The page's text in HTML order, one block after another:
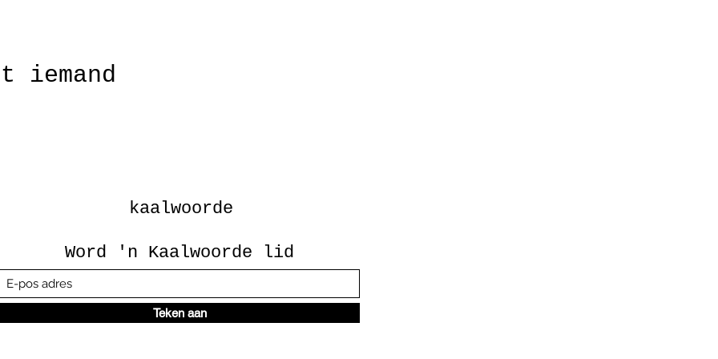
iemand
kaalwoorde
Word 'n Kaalwoorde lid
Teken aan